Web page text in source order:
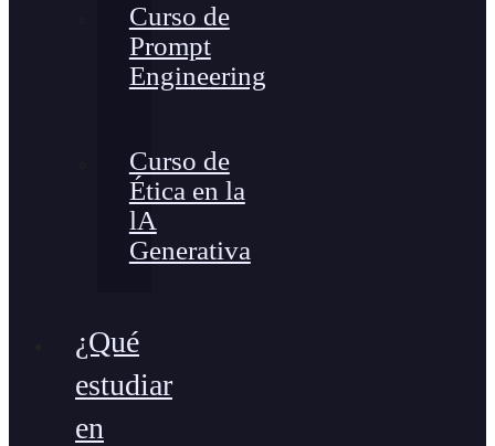
Curso de
Prompt
Engineering
Curso de
Ética en la
lA
Generativa
¿Qué
estudiar
en